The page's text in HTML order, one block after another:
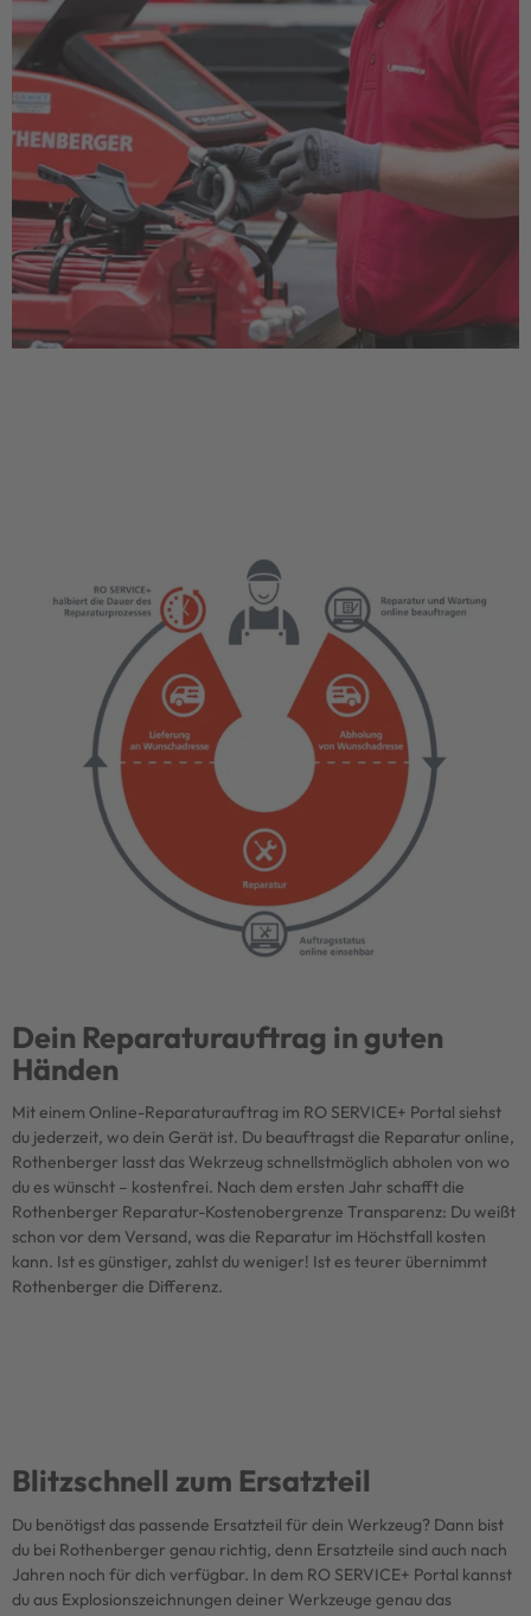
Dein Reparaturauftrag in guten
Händen
Mit einem Online-Reparaturauftrag im RO SERVICE+ Portal siehst
du jederzeit, wo dein Gerät ist. Du beauftragst die Reparatur online,
Rothenberger lasst das Wekrzeug schnellstmöglich abholen von wo
du es wünscht – kostenfrei. Nach dem ersten Jahr schafft die
Rothenberger Reparatur-Kostenobergrenze Transparenz: Du weißt
schon vor dem Versand, was die Reparatur im Höchstfall kosten
kann. Ist es günstiger, zahlst du weniger! Ist es teurer übernimmt
Rothenberger die Differenz.
Blitzschnell zum Ersatzteil
Du benötigst das passende Ersatzteil für dein Werkzeug? Dann bist
du bei Rothenberger genau richtig, denn Ersatzteile sind auch nach
Jahren noch für dich verfügbar. In dem RO SERVICE+ Portal kannst
du aus Explosionszeichnungen deiner Werkzeuge genau das